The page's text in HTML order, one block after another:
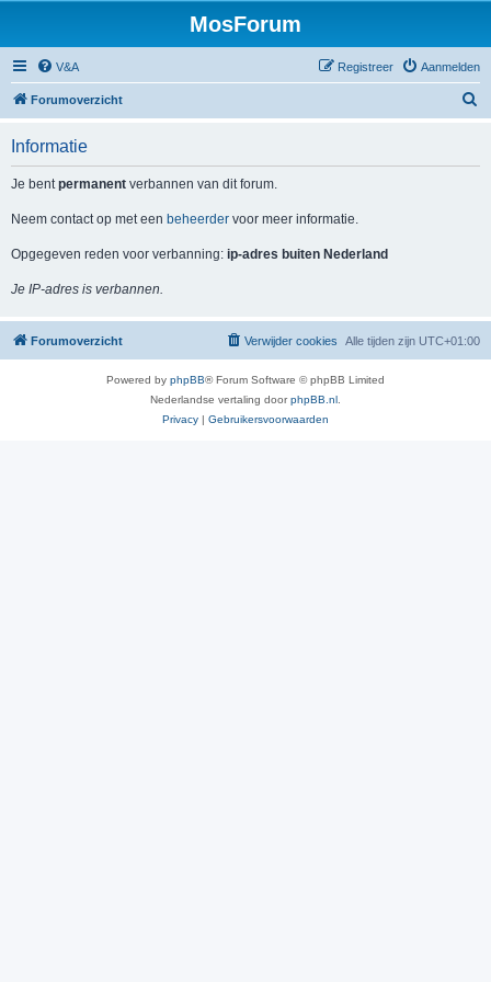
MosForum
V&A Aanmelden
Registreer
Forumoverzicht
Informatie
Je bentpermanent verbannen van dit forum.
Neem contact op met een beheerder voor meer informatie.
Opgegeven reden voor verbanning: ip-adres buiten Nederland
Je IP-adres is verbannen.
Forumoverzicht Alle tijden zijn UTC+01:00
Verwijder cookies
Powered by phpBB® Forum Software © phpBB Limited
Nederlandse vertaling doorphpBB.nl
Privacy | Gebruikersvoorwaarden